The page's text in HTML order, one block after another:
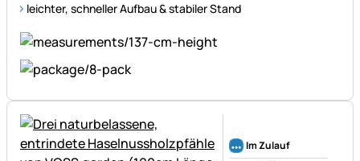
leichter, schneller Aufbau & stabiler Stand
Im Zulauf